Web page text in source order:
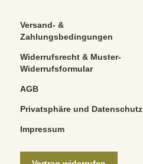
Versand- &
Zahlungsbedingungen
Widerrufsrecht & Muster-
Widerrufsformular
AGB
Privatsphäre und Datenschutz
Impressum